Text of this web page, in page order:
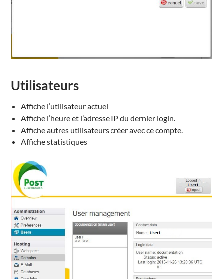
Utilisateurs
Affiche l’utilisateur actuel
Affiche l’heure et l’adresse IP du dernier login.
Affiche autres utilisateurs créer avec ce compte.
Affiche statistiques